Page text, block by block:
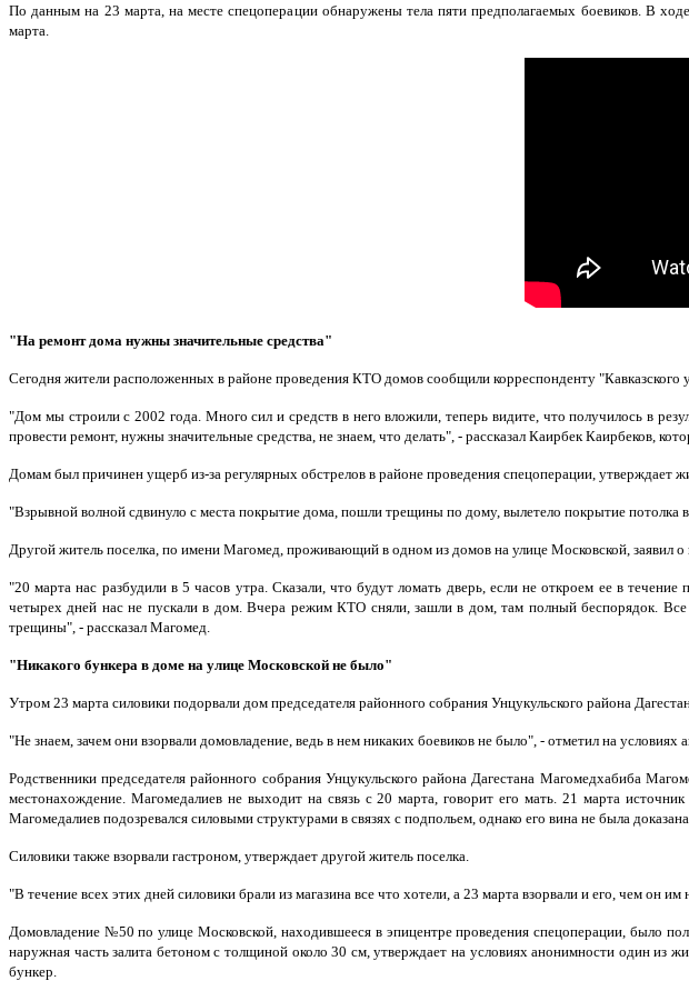
По данным на 23 марта, на месте спецоперации обнаружены тела пяти предполагаемых боевиков. В
марта.
"На ремонт дома нужны значительные средства"
Сегодня жители расположенных в районе проведения КТО домов сообщили корреспонденту "Кавказского
"Дом мы строили с 2002 года. Много сил и средств в него вложили, теперь видите, что получилось в
провести ремонт, нужны значительные средства, не знаем, что делать", - рассказал Каирбек Каирбеков,
Домам был причинен ущерб из-за регулярных обстрелов в районе проведения спецоперации, утверждает
"Взрывной волной сдвинуло с места покрытие дома, пошли трещины по дому, вылетело покрытие потолка
Другой житель поселка, по имени Магомед, проживающий в одном из домов на улице Московской, заявил
"20 марта нас разбудили в 5 часов утра. Сказали, что будут ломать дверь, если не откроем ее в
четырех дней нас не пускали в дом. Вчера режим КТО сняли, зашли в дом, там полный беспорядок.
трещины", - рассказал Магомед.
"Никакого бункера в доме на улице Московской не было"
Утром 23 марта силовики подорвали дом председателя районного собрания Унцукульского района
"Не знаем, зачем они взорвали домовладение, ведь в нем никаких боевиков не было", - отметил на
Родственники председателя районного собрания Унцукульского района Дагестана Магомедхабиба
местонахождение. Магомедалиев не выходит на связь с 20 марта, говорит его мать. 21 марта
Магомедалиев подозревался силовыми структурами в связях с подпольем, однако его вина не была доказана.
Силовики также взорвали гастроном, утверждает другой житель поселка.
"В течение всех этих дней силовики брали из магазина все что хотели, а 23 марта взорвали и его, чем он
Домовладение №50 по улице Московской, находившееся в эпицентре проведения спецоперации, было
наружная часть залита бетоном с толщиной около 30 см, утверждает на условиях анонимности один
бункер.